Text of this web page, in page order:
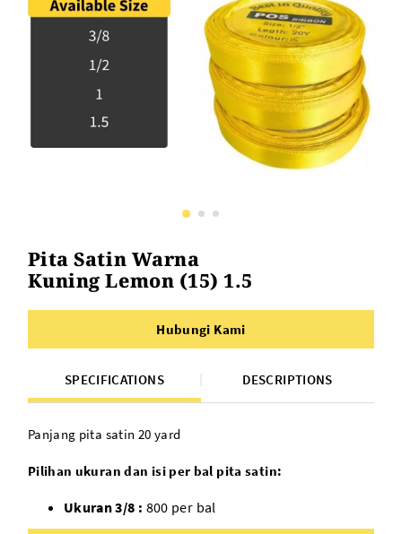
Pita Satin Warna
Kuning Lemon (15) 1.5
Hubungi Kami
SPECIFICATIONS DESCRIPTIONS
Panjang pita satin 20 yard
Pilihan ukuran dan isi per bal pita satin:
Ukuran 3/8 : 800 per bal